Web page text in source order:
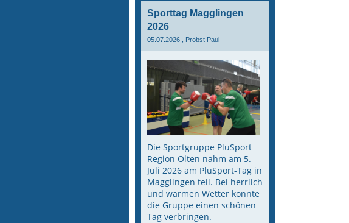
Sporttag Magglingen
2026
05.07.2026 , Probst Paul
Die Sportgruppe PluSport
Region Olten nahm am 5.
Juli 2026 am PluSport-Tag in
Magglingen teil. Bei herrlich
und warmen Wetter konnte
die Gruppe einen schönen
Tag verbringen.